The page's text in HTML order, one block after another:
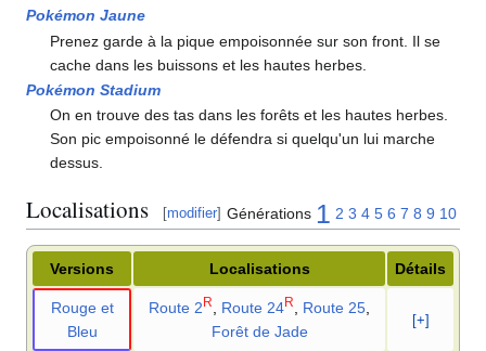
Pokémon Jaune
Prenez garde à la pique empoisonnée sur son front. Il se
cache dans les buissons et les hautes herbes.
Pokémon Stadium
On en trouve des tas dans les forêts et les hautes herbes.
Son pic empoisonné le défendra si quelqu'un lui marche
dessus.
Localisations [modifier] Générations 1 2 3 4 5 6 7 8 9 10
Versions Localisations Détails
Rouge et
Bleu
Route 2R Route 24R Route 25
Forêt de Jade
[+]